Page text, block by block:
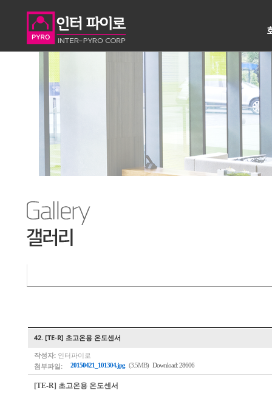
42. [TE-R] 초고온용 온도센서
작성자: 인터파이로
첨부파일:
20150421_101304.jpg (3.5MB) Download: 28606
[TE-R] 초고온용 온도센서